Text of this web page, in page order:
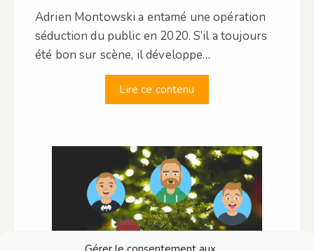
Adrien Montowski a entamé une opération
séduction du public en 2020. S’il a toujours
été bon sur scène, il développe…
Lire ce contenu